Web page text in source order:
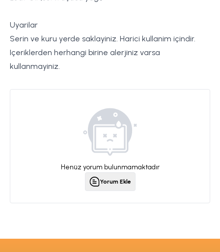
Uyarilar
Serin ve kuru yerde saklayiniz. Harici kullanim içindir.
Içeriklerden herhangi birine alerjiniz varsa
kullanmayiniz.
Henüz yorum bulunmamaktadır
Yorum Ekle